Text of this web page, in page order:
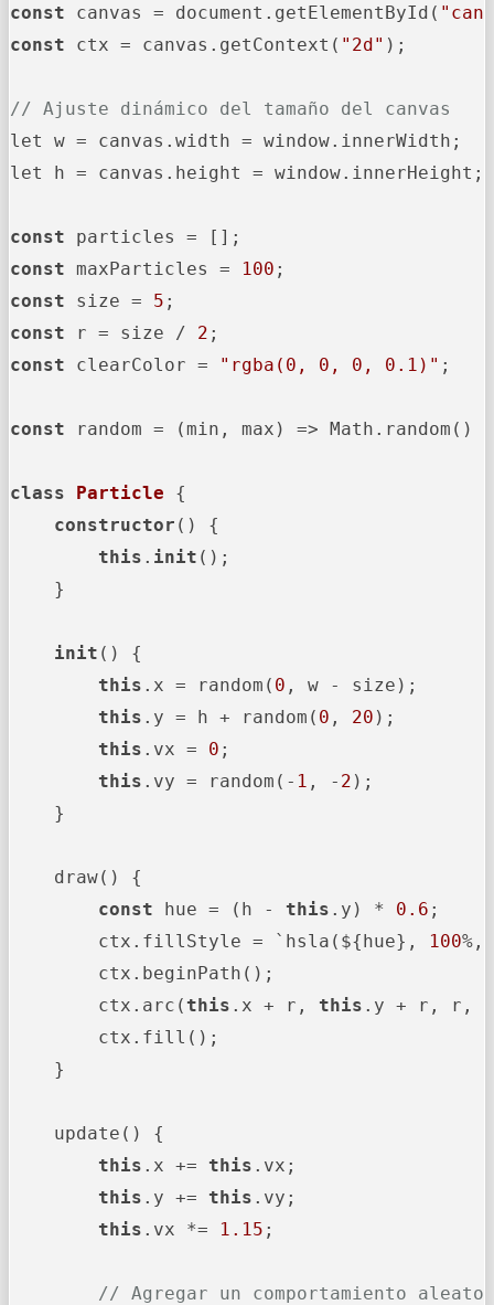
const canvas = document.getElementById(
const ctx = canvas.getContext( "2d" );
// Ajuste dinámico del tamaño del canvas
let w = canvas.width = window.innerWidth;
let h = canvas.height = window.innerHeight;
const
const maxParticles = 100
const size = 5
const r = size / 2
const clearColor = "rgba(0, 0, 0, 0.1)" ;
const random = (min, max) =>
class Particle {
constructor () {
this . init ();
    }
init () {
this .x = random( 0 , w - size);
this .y = h + random( 0 , 20 );
this .vx = 0 ;
this .vy = random(- 1 , - 2 );
    }
    draw() {
const hue = (h - this .y) * 0.6 ;
        ctx.fillStyle = `hsla(${hue},
100%,
        ctx.beginPath();
        ctx.arc(
this .x + r, this .y + r, r,
        ctx.fill();
    }
    update() {
this .x += this .vx;
this .y += this .vy;
this .vx *= 1.15 ;
// Agregar un comportamiento